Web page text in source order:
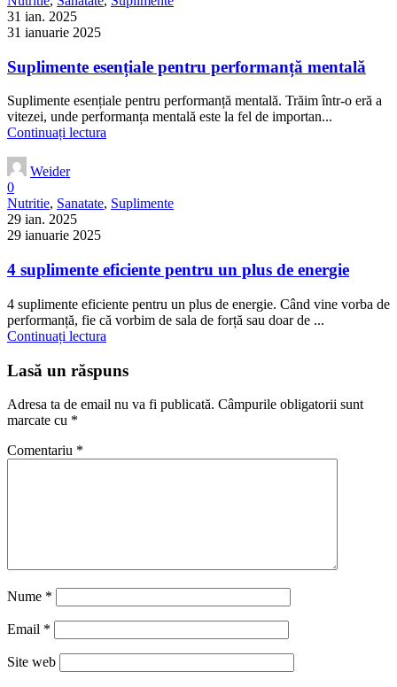
31 ian. 2025
31 ianuarie 2025
Suplimente esențiale pentru performanță mentală
Suplimente esențiale pentru performanță mentală. Trăim într-o eră a
vitezei, unde performanța mentală este la fel de importan...
Continuați lectura
Weider
0
Nutritie, Sanatate, Suplimente
29 ian. 2025
29 ianuarie 2025
4 suplimente eficiente pentru un plus de energie
4 suplimente eficiente pentru un plus de energie. Când vine vorba de
performanță, fie că vorbim de sala de forță sau doar de ...
Continuați lectura
Lasă un răspuns
Adresa ta de email nu va fi publicată. Câmpurile obligatorii sunt
marcate cu *
Comentariu *
Nume *
Email *
Site web